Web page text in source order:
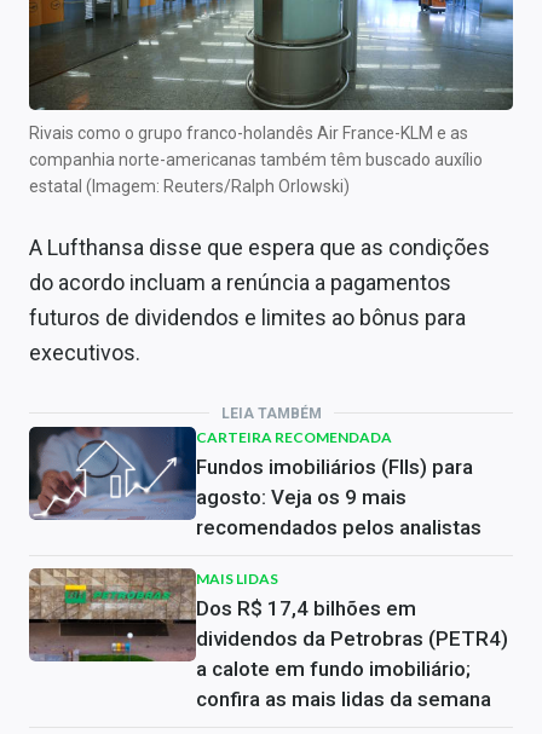
Rivais como o grupo franco-holandês Air France-KLM e as
companhia norte-americanas também têm buscado auxílio
estatal (Imagem: Reuters/Ralph Orlowski)
A Lufthansa disse que espera que as condições
do acordo incluam a renúncia a pagamentos
futuros de dividendos e limites ao bônus para
executivos.
LEIA TAMBÉM
CARTEIRA RECOMENDADA
Fundos imobiliários (FIIs) para
agosto: Veja os 9 mais
recomendados pelos analistas
MAIS LIDAS
Dos R$ 17,4 bilhões em
dividendos da Petrobras (PETR4)
a calote em fundo imobiliário;
confira as mais lidas da semana